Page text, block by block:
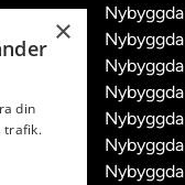
×
din
trafik.